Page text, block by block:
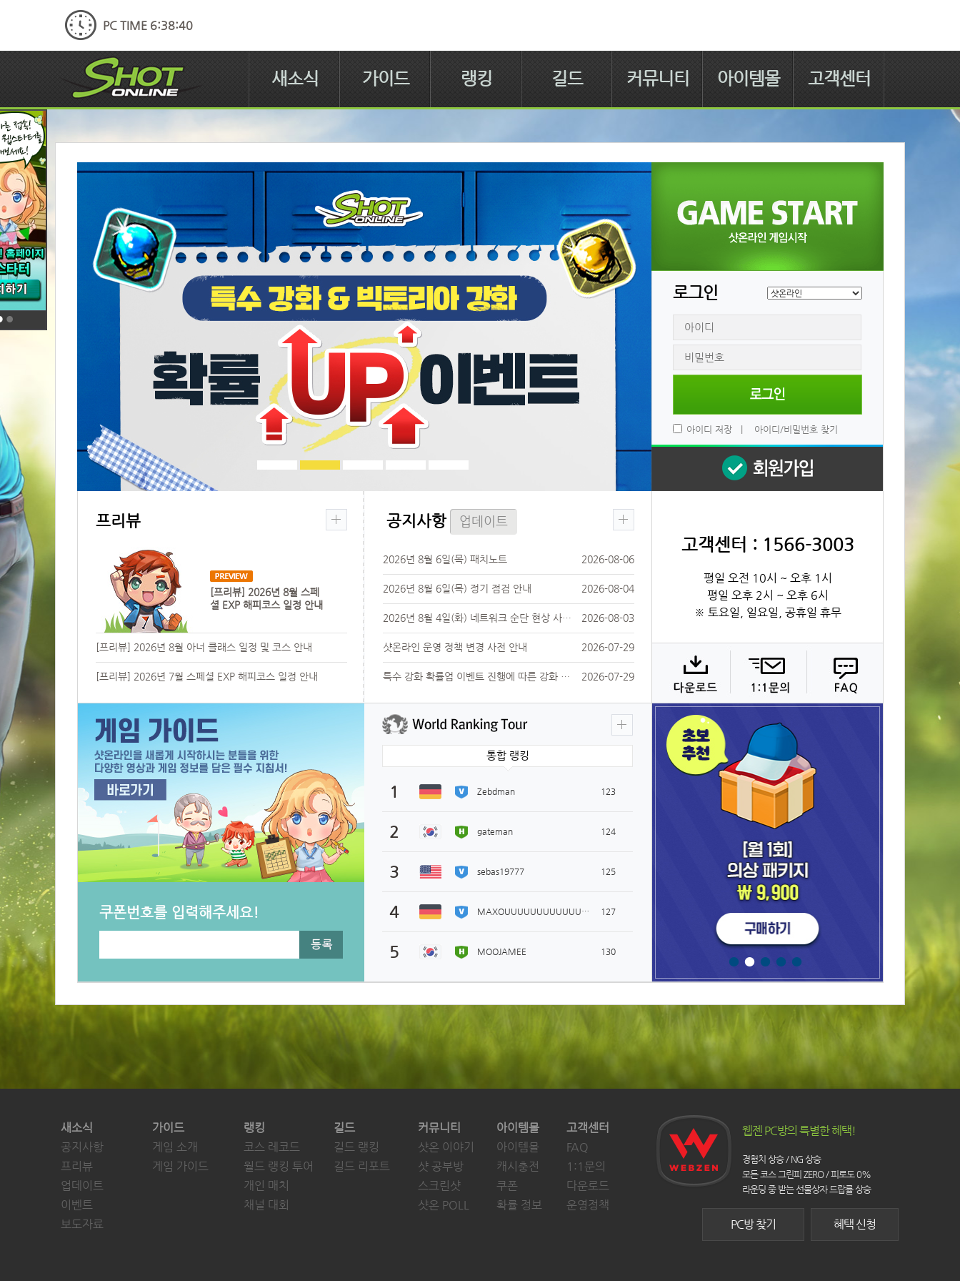
PC TIME 6:38:41
새소식 가이드 랭킹 길드 커뮤니티 아이템몰 고객센터
프리뷰
[프리뷰] 2026년 8월 스페
셜 EXP 해피코스 일정 안내
[프리뷰] 2026년 8월 아너 클래스 일정 및 코스 안내
[프리뷰] 2026년 7월 스페셜 EXP 해피코스 일정 안내
공지사항
2026년 8월 6일(목) 패치노트 2026-08-06
2026년 8월 6일(목) 정기 점검 안내 2026-08-04
2026년 8월 4일(화) 네트워크 순단 현상 사전 안내 2026-08-03
샷온라인 운영 정책 변경 사전 안내 2026-07-29
특수 강화 확률업 이벤트 진행에 따른 강화 확률 변경 사전 안내 2026-07-29
업데이트
쿠폰번호를 입력해주세요!
통합 랭킹
1 Zebdman 123
2 gateman 124
3 ebas19777 125
4 MAXOUUUUUUUUUUUUUUUU 127
5 MOOJAMEE 130
로그인
아이디 저장 아이디/비밀번호 찾기
고객센터 : 1566-3003
평일 오전 10시 ~ 오후 1시
평일 오후 2시 ~ 오후 6시
※ 토요일, 일요일, 공휴일 휴무
새소식
공지사항
프리뷰
업데이트
이벤트
보도자료
가이드
게임 소개
게임 가이드
랭킹
코스 레코드
월드 랭킹 투어
개인 매치
채널 대회
길드
길드 랭킹
길드 리포트
커뮤니티
샷온 이야기
샷 공부방
스크린샷
샷온 POLL
아이템몰
아이템몰
캐시충전
쿠폰
확률 정보
고객센터
FAQ
1:1문의
다운로드
운영정책
웹젠 PC방의 특별한 혜택!
경험치 상승 / NG 상승
모든 코스 그린피 ZERO / 피로도 0%
라운딩 중 받는 선물상자 드랍률 상승
혜택 신청
PC방 찾기